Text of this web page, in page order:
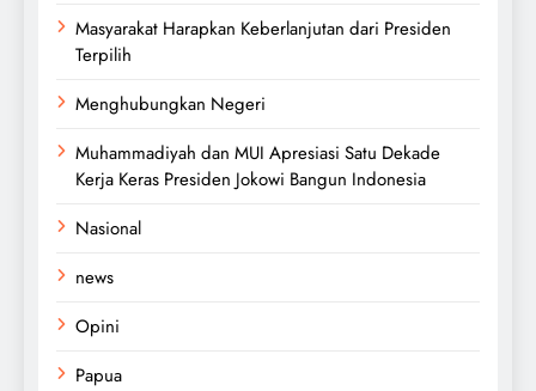
Masyarakat Harapkan Keberlanjutan dari Presiden
Terpilih
Menghubungkan Negeri
Muhammadiyah dan MUI Apresiasi Satu Dekade
Kerja Keras Presiden Jokowi Bangun Indonesia
Nasional
news
Opini
Papua